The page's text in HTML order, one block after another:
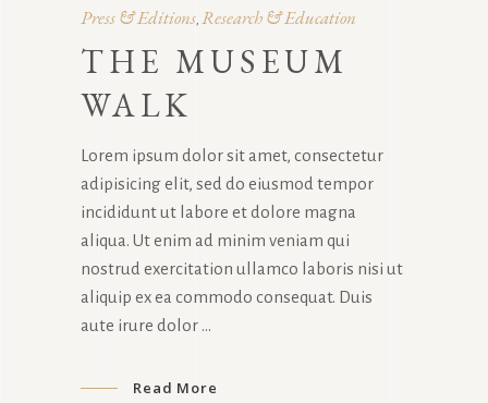
Press & Editions Research & Education
THE MUSEUM
WALK
Lorem ipsum dolor sit amet, consectetur
adipisicing elit, sed do eiusmod tempor
incididunt ut labore et dolore magna
aliqua. Ut enim ad minim veniam qui
nostrud exercitation ullamco laboris nisi ut
aliquip ex ea commodo consequat. Duis
aute irure dolor
Read More